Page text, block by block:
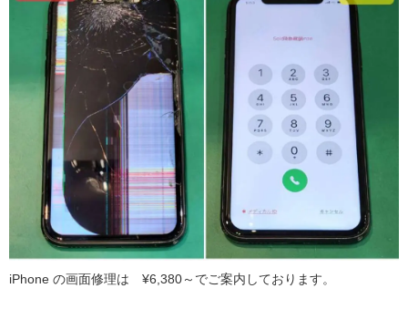
iPhone の画面修理は ¥6,380～でご案内しております。